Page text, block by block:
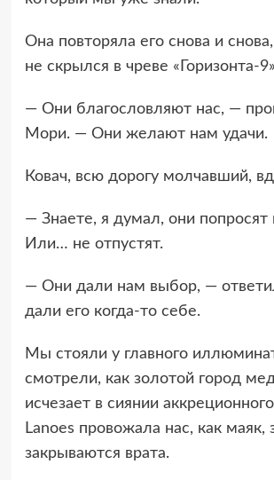
Она повторяла его снова и
не скрылся в чреве «Горизонта-
— Они благословляют нас, —
Мори. — Они желают нам удачи.
Ковач, всю дорогу молчавший,
— Знаете, я думал, они попросят
Или… не отпустят.
— Они дали нам выбор, —
дали его когда-то себе.
Мы стояли у главного
смотрели, как золотой город
исчезает в сиянии
Lanoes провожала нас, как маяк,
закрываются врата.